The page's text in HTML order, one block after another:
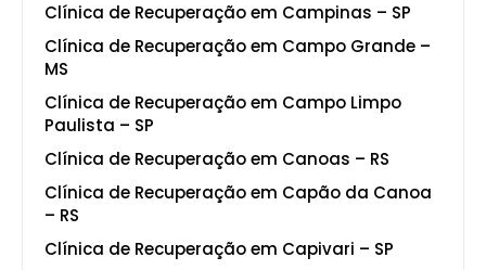
Clínica de Recuperação em Campinas – SP
Clínica de Recuperação em Campo Grande –
MS
Clínica de Recuperação em Campo Limpo
Paulista – SP
Clínica de Recuperação em Canoas – RS
Clínica de Recuperação em Capão da Canoa
– RS
Clínica de Recuperação em Capivari – SP